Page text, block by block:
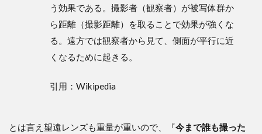
う効果である。撮影者（観察者）が被写体群か
ら距離（撮影距離）を取ることで効果が強くな
る。遠方では観察者から見て、側面が平行に近
くなるために起きる。
引用：Wikipedia
とは言え望遠レンズも重量が重いので、『今まで誰も撮った